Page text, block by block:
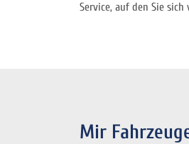
Service, auf den Sie sich
Mir